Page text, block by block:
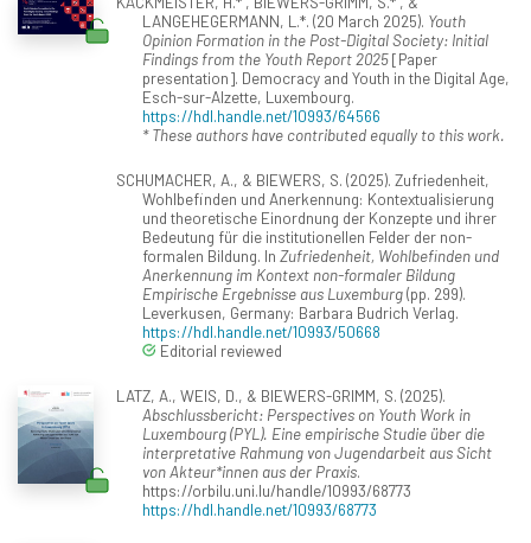
LANGEHEGERMANN, L.*. (20 March 2025). Youth
Opinion Formation in the Post-Digital Society: Initial
Findings from the Youth Report 2025[Paper
presentation]. Democracy and Youth in the Digital Age,
Esch-sur-Alzette, Luxembourg.
https://hdl.handle.net/10993/64566
* These authors have contributed equally to this work.
SCHUMACHER, A., & BIEWERS, S. (2025). Zufriedenheit,
Wohlbefinden und Anerkennung: Kontextualisierung
und theoretische Einordnung der Konzepte und ihrer
Bedeutung für die institutionellen Felder der non-
formalen Bildung. In Zufriedenheit, Wohlbefinden und
Anerkennung im Kontext non-formaler Bildung
Empirische Ergebnisse aus Luxemburg(pp. 299).
Leverkusen, Germany: Barbara Budrich Verlag.
https://hdl.handle.net/10993/50668
Editorial reviewed
LATZ, A., WEIS, D., & BIEWERS-GRIMM, S. (2025).
Abschlussbericht: Perspectives on Youth Work in
Luxembourg (PYL). Eine empirische Studie über die
interpretative Rahmung von Jugendarbeit aus Sicht
von Akteur*innen aus der Praxis.
https://orbilu.uni.lu/handle/10993/68773
https://hdl.handle.net/10993/68773